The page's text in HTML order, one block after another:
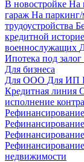
В новостройке На
гараж На
трудоустройства
кредитной
военнослужащих
Ипотека под
Для бизнеса
Для ООО Для ИП
Кредитная линия
исполнение
Рефинансирование
недвижимости